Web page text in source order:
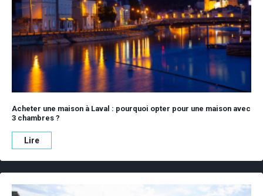
Acheter une maison à Laval : pourquoi opter pour une maison avec
3 chambres ?
Lire